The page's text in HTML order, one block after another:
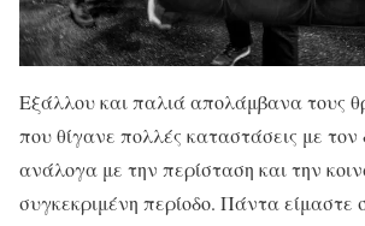
Εξάλλου και παλιά απολάμβανα τους
που θίγανε πολλές καταστάσεις με τον
ανάλογα με την περίσταση και την
συγκεκριμένη περίοδο. Πάντα είμαστε